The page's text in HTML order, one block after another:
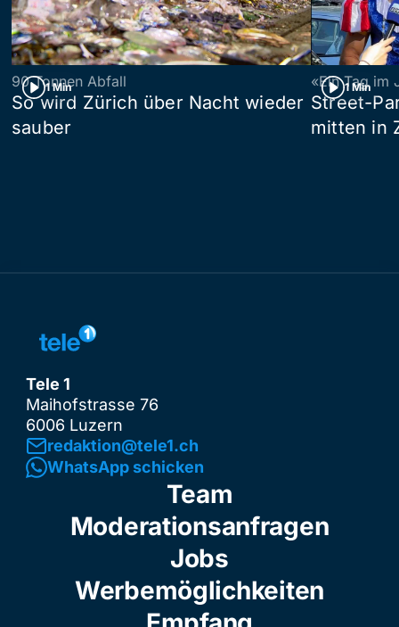
1 Min
90 Tonnen Abfall
So wird Zürich über Nacht wieder
sauber
1 Min
«Ein Tag im
Street-
mitten in
Tele 1
Maihofstrasse 76
6006 Luzern
redaktion@tele1.ch
WhatsApp schicken
Team
Moderationsanfragen
Jobs
Werbemöglichkeiten